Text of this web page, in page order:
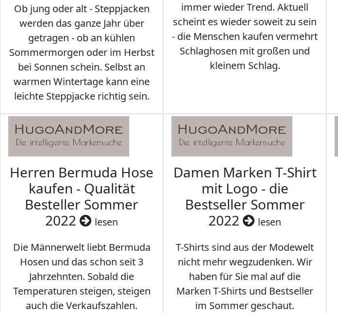
Ob jung oder alt - Steppjacken
werden das ganze Jahr über
getragen - ob an kühlen
Sommermorgen oder im Herbst
bei Sonnen schein. Selbst an
warmen Wintertage kann eine
leichte Steppjacke richtig sein.
immer wieder Trend. Aktuell
scheint es wieder soweit zu sein
- die Menschen kaufen vermehrt
Schlaghosen mit großen und
kleinem Schlag.
Herren Bermuda Hose
kaufen - Qualität
Besteller Sommer
2022
lesen
Die Männerwelt liebt Bermuda
Hosen und das schon seit 3
Jahrzehnten. Sobald die
Temperaturen steigen, steigen
auch die Verkaufszahlen.
Damen Marken T-Shirt
mit Logo - die
Bestseller Sommer
2022
lesen
T-Shirts sind aus der Modewelt
nicht mehr wegzudenken. Wir
haben für Sie mal auf die
Marken T-Shirts und Bestseller
im Sommer geschaut.